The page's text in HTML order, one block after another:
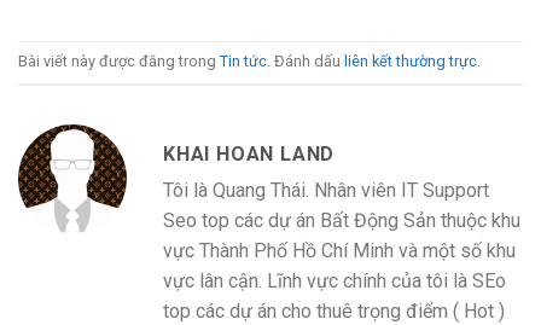
Bài viết này được đăng trong Tin tức. Đánh dấu liên kết thường trực.
KHAI HOAN LAND
Tôi là Quang Thái. Nhân viên IT Support
Seo top các dự án Bất Động Sản thuộc khu
vực Thành Phố Hồ Chí Minh và một số khu
vực lân cận. Lĩnh vực chính của tôi là SEo
top các dự án cho thuê trọng điểm ( Hot )